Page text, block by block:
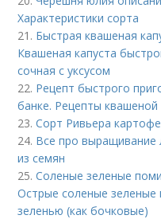
Характеристики сорта
21. Быстрая квашеная
Квашеная капуста
сочная с уксусом
22. Рецепт быстрого
банке. Рецепты квашеной
23.Сорт Ривьера
24. Все про выращивание
из семян
25.Соленые зеленые
Острые соленые
зеленью (как бочковые)